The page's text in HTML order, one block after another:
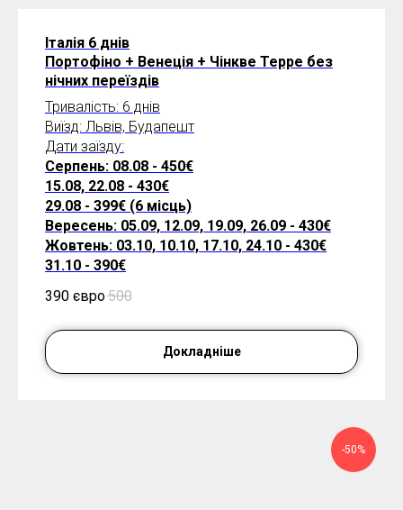
Італія 6 днів
Портофіно + Венеція + Чінкве Терре без
нічних переїздів
Тривалість: 6 днів
Виїзд: Львів, Будапешт
Дати заїзду:
Серпень: 08.08 - 450€
15.08, 22.08 - 430€
29.08 - 399€ (6 місць)
Вересень: 05.09, 12.09, 19.09, 26.09 - 430€
Жовтень: 03.10, 10.10, 17.10, 24.10 - 430€
31.10 - 390€
390 євро500
Докладніше
-50%